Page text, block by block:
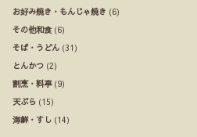
お好み焼き・もんじゃ焼き (6)
その他和食(6)
そば・うどん (31)
とんかつ (2)
割烹・料亭(9)
天ぷら (15)
海鮮・すし (14)